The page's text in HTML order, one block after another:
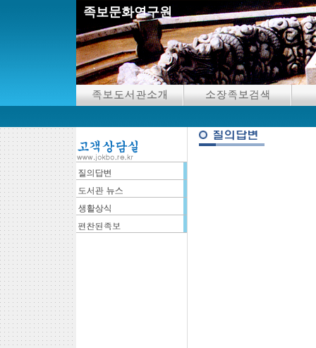
족보문화연구원